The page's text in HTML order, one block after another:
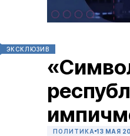
ЭКСКЛЮЗИВ
ПОЛИТИКА 13 МАЯ